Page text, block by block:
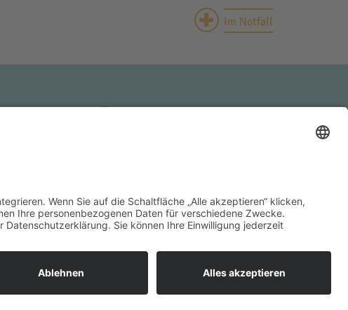
+ Im Notfall